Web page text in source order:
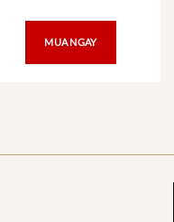
MUA NGAY